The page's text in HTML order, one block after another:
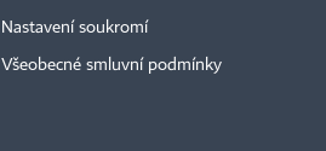
Nastavení soukromí
Všeobecné smluvní podmínky